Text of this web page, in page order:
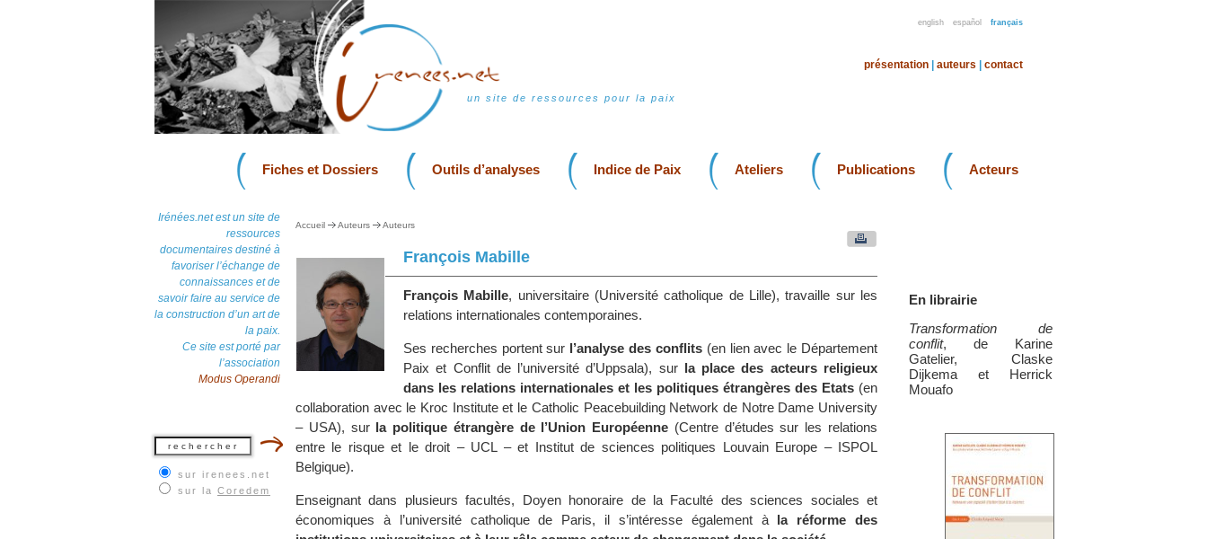
english español français
un site de ressources pour la paix
présentation auteurs contact
Fiches et Dossiers Outils d’analyses Indice de Paix Ateliers Publications Acteurs
Irénées.net est un site de
ressources
documentaires destiné à
favoriser l’échange de
connaissances et de
savoir faire au service de
la construction d’un art de
la paix.
Ce site est porté par
l’association
Modus Operandi
sur irenees.net
sur la Coredem
En librairie
Transformation de
conflit, de Karine
Gatelier, Claske
Dijkema et Herrick
Mouafo
Accueil Auteurs Auteurs
François Mabille
François Mabille, universitaire (Université catholique de Lille), travaille sur les
relations internationales contemporaines.
Ses recherches portent sur l’analyse des conflits(en lien avec le Département
Paix et Conflit de l’université d’Uppsala), sur la place des acteurs religieux
dans les relations internationales et les politiques étrangères des Etats (en
collaboration avec le Kroc Institute et le Catholic Peacebuilding Network de Notre Dame University
– USA), sur la politique étrangère de l’Union Européenne (Centre d’études sur les relations
entre le risque et le droit – UCL – et Institut de sciences politiques Louvain Europe – ISPOL
Belgique).
Enseignant dans plusieurs facultés, Doyen honoraire de la Faculté des sciences sociales et
économiques à l’université catholique de Paris, il s’intéresse également à la réforme des